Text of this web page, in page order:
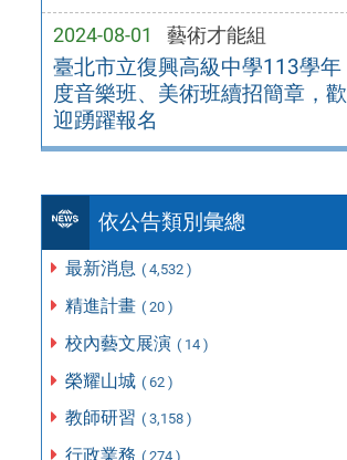
2024-08-01 藝術才能組
臺北市立復興高級中學113學年
度音樂班、美術班續招簡章，歡
迎踴躍報名
依公告類別彙總
最新消息 ( 4,532 )
精進計畫 ( 20 )
校內藝文展演 ( 14 )
榮耀山城 ( 62 )
教師研習 ( 3,158 )
行政業務 ( 274 )